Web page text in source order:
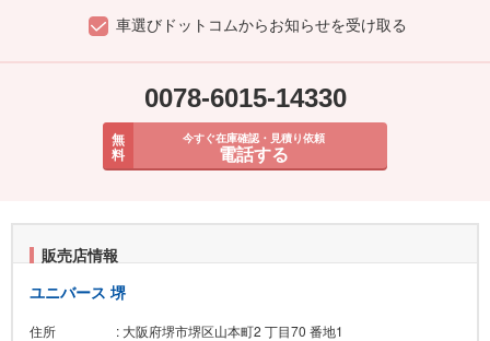
車選びドットコムからお知らせを受け取る
0078-6015-14330
無
料
今すぐ在庫確認・見積り依頼
電話する
販売店情報
ユニバース 堺
住所
: 大阪府堺市堺区山本町2 丁目70 番地1